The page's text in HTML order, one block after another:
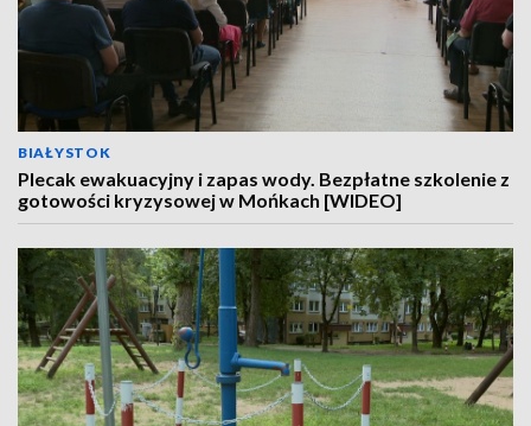
BIAŁYSTOK
Plecak ewakuacyjny i zapas wody. Bezpłatne szkolenie z
gotowości kryzysowej w Mońkach [WIDEO]